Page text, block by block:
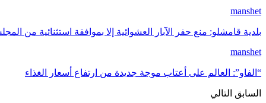
manshet
بلدية قامشلو: منع حفر الآبار العشوائية إلا بموافقة استثنائية من
manshet
“الفاو”: العالم على أعتاب موجة جديدة من ارتفاع أسعار الغذاء
السابق التالي